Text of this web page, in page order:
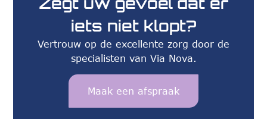
iets niet klopt?
Vertrouw op de excellente zorg door de
specialisten van Via Nova.
Maak een afspraak